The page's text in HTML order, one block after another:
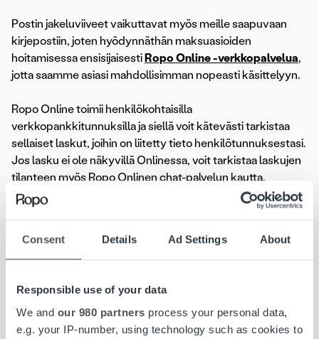
Consent Details Ad Settings About
Responsible use of your data
We and our 980 partners process your personal data,
e.g. your IP-number, using technology such as cookies to
Postin jakeluviiveet vaikuttavat myös meille saapuvaan
kirjepostiin, joten hyödynnäthän maksuasioiden
hoitamisessa ensisijaisesti Ropo Online -verkkopalvelua,
jotta saamme asiasi mahdollisimman nopeasti käsittelyyn.
Ropo Online toimii henkilökohtaisilla
verkkopankkitunnuksilla ja siellä voit kätevästi tarkistaa
sellaiset laskut, joihin on liitetty tieto henkilötunnuksestasi.
Jos lasku ei ole näkyvillä Onlinessa, voit tarkistaa laskujen
tilanteen myös Ropo Onlinen chat-palvelun kautta.
Onlinessa voit myös maksaa laskun, siirtää eräpäivää tai
ilmoittaa tilinumeron liikamaksun palautusta varten tai
valtuuttaa toisen henkilön hoitamaan asioita puolestasi.
Jos lähetät Ropolle laskun, toivomme sen aina
ensisijaisesti verkkolaskuna. Laskutustietomme löytyvät:
ropocapital.fi/laskutustiedot.